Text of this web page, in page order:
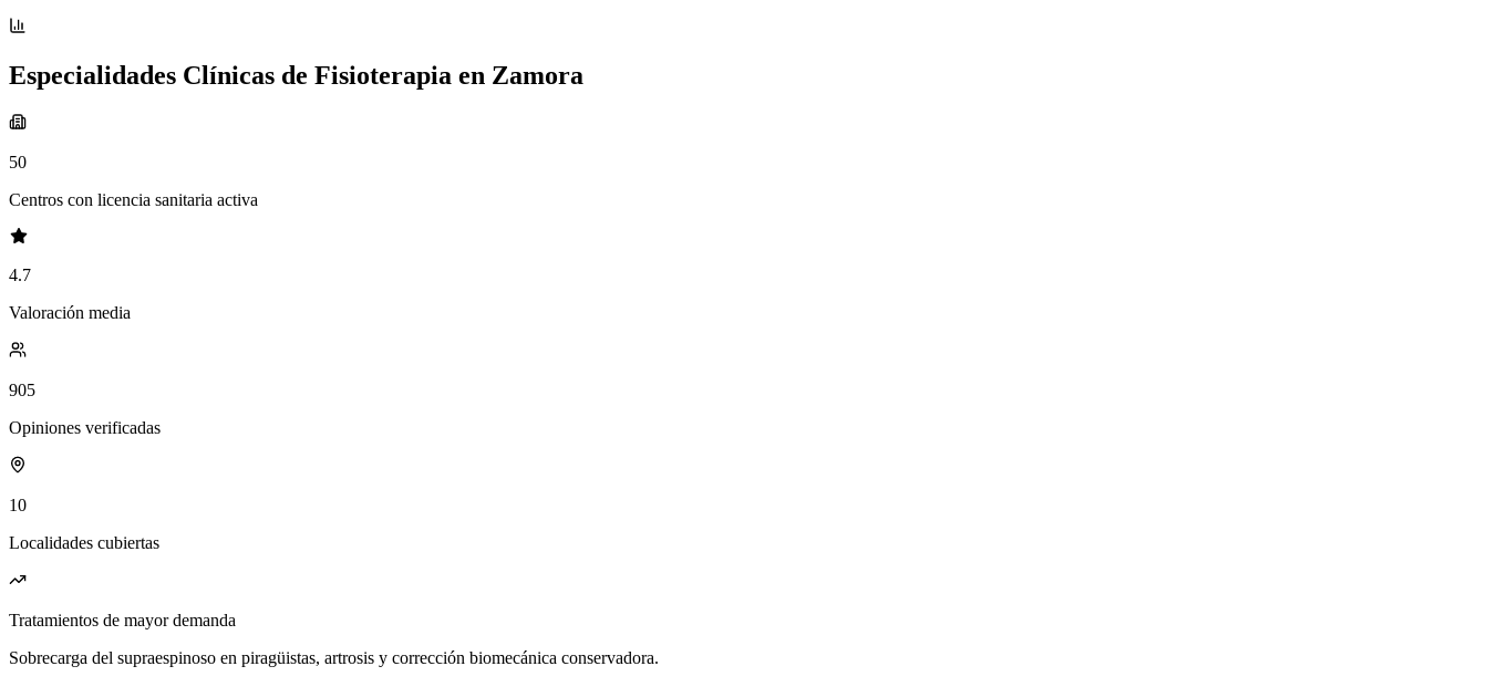
Especialidades Clínicas de Fisioterapia en Zamora
50
Centros con licencia sanitaria activa
4.7
Valoración media
905
Opiniones verificadas
10
Localidades cubiertas
Tratamientos de mayor demanda
Sobrecarga del supraespinoso en piragüistas, artrosis y corrección biomecánica conservadora.